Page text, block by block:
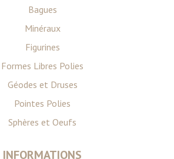
que vous leur avez fournies
lors de votre utilisation de leurs
Bagues
Minéraux
Figurines
Formes Libres Polies
Géodes et Druses
Pointes Polies
Sphères et Oeufs
INFORMATIONS